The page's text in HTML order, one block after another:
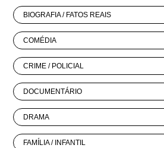
BIOGRAFIA / FATOS REAIS
COMÉDIA
CRIME / POLICIAL
DOCUMENTÁRIO
DRAMA
FAMÍLIA / INFANTIL